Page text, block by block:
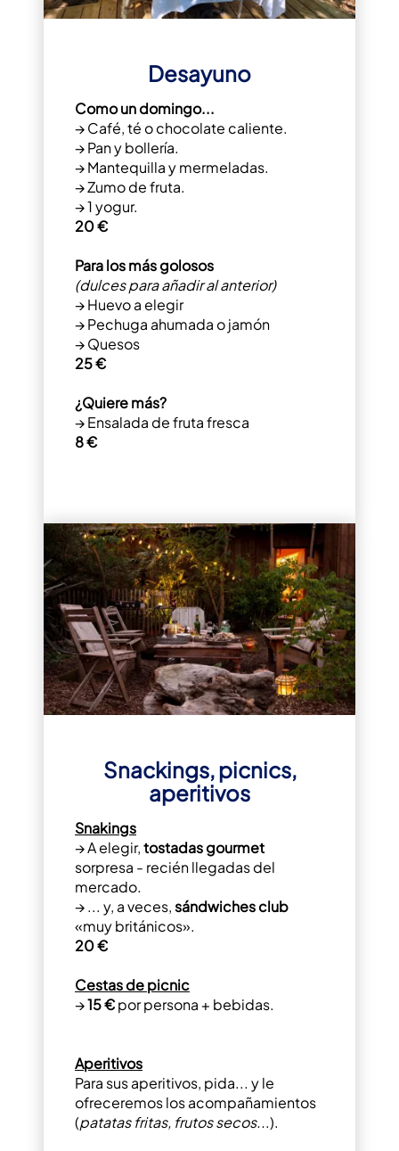
Desayuno
Como un domingo...
→ Café, té o chocolate caliente.
→ Pan y bollería.
→ Mantequilla y mermeladas.
→ Zumo de fruta.
→ 1 yogur.
20 €
Para los más golosos
(dulces para añadir al anterior)
→ Huevo a elegir
→ Pechuga ahumada o jamón
→ Quesos
25 €
¿Quiere más?
→ Ensalada de fruta fresca
8 €
Snackings, picnics,
aperitivos
Snakings
→ A elegir,tostadas gourmet
sorpresa - recién llegadas del
mercado.
→ ... y, a veces,sándwiches club
«muy británicos».
20 €
Cestas de picnic
→15 €por persona + bebidas.
Aperitivos
Para sus aperitivos, pida... y le
ofreceremos los acompañamientos
(patatas fritas, frutos secos...).